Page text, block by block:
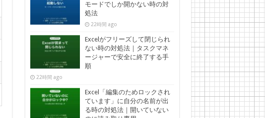
モードでしか開かない時の対
処法
22時間 ago
Excelがフリーズして閉じられ
ない時の対処法｜タスクマネ
ージャーで安全に終了する手
順
22時間 ago
Excel「編集のためロックされ
ています」に自分の名前が出
る時の対処法｜開いていない